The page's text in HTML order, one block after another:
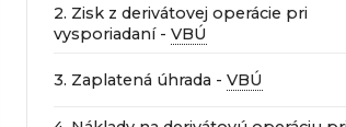
2. Zisk z derivátovej operácie pri
vysporiadaní - VBÚ
3. Zaplatená úhrada - VBÚ